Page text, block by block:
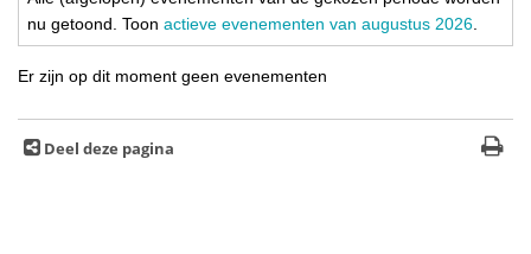
nu getoond. Toon actieve evenementen van augustus 2026
Er zijn op dit moment geen evenementen
Deel deze pagina